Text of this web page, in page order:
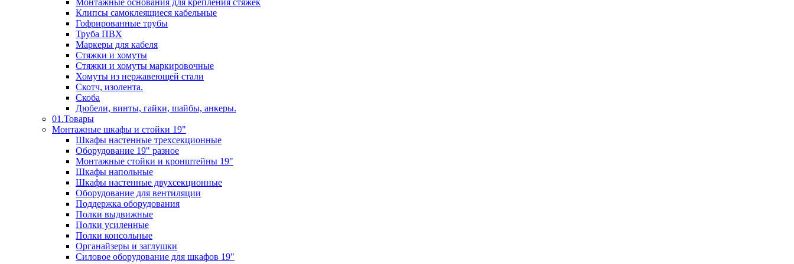
Монтажные основания для крепления стяжек
Клипсы самоклеящиеся кабельные
Гофрированные трубы
Труба ПВХ
Маркеры для кабеля
Стяжки и хомуты
Стяжки и хомуты маркировочные
Хомуты из нержавеющей стали
Скотч, изолента.
Скоба
Дюбели, винты, гайки, шайбы, анкеры.
01.Товары
Монтажные шкафы и стойки 19"
Шкафы настенные трехсекционные
Оборудование 19" разное
Монтажные стойки и кронштейны 19"
Шкафы напольные
Шкафы настенные двухсекционные
Оборудование для вентиляции
Поддержка оборудования
Полки выдвижные
Полки усиленные
Полки консольные
Органайзеры и заглушки
Силовое оборудование для шкафов 19"